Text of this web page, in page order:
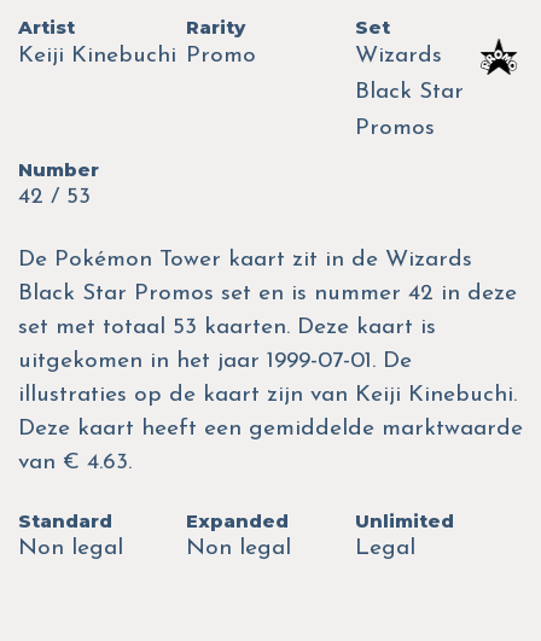
Artist
Keiji Kinebuchi
Rarity
Promo
Set
Wizards
Black Star
Promos
Number
42 / 53
De Pokémon Tower kaart zit in de Wizards
Black Star Promos set en is nummer 42 in deze
set met totaal 53 kaarten. Deze kaart is
uitgekomen in het jaar 1999-07-01. De
illustraties op de kaart zijn van Keiji Kinebuchi.
Deze kaart heeft een gemiddelde marktwaarde
van € 4.63.
Standard
Non legal
Expanded
Non legal
Unlimited
Legal